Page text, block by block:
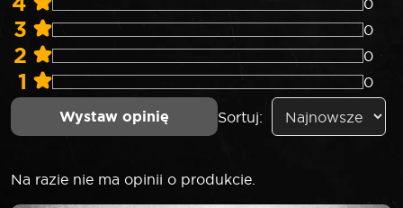
0
3 0
2 0
1 0
Wystaw opinię Sortuj:
Na razie nie ma opinii o produkcie.